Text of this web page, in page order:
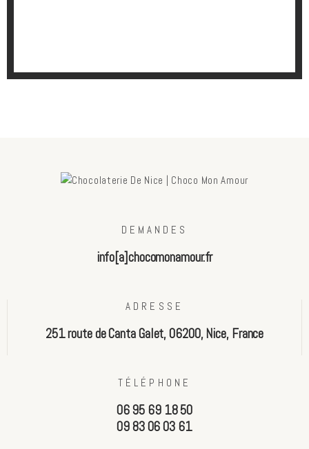
DEMANDES
info[a]chocomonamour.fr
ADRESSE
251 route de Canta Galet, 06200, Nice, France
TÉLÉPHONE
06 95 69 18 50
09 83 06 03 61